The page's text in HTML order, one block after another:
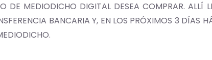
DE MEDIODICHO DIGITAL DESEA COMPRAR. ALLÍ
BANCARIA Y, EN LOS PRÓXIMOS 3 DÍAS